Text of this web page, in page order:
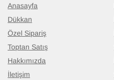
Anasayfa
Dükkan
Özel Sipariş
Toptan Satış
Hakkımızda
İletişim